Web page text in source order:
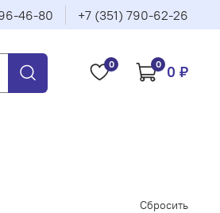
46-80 +7 (351) 790-62-26
0 0 0 ₽
Сбросить